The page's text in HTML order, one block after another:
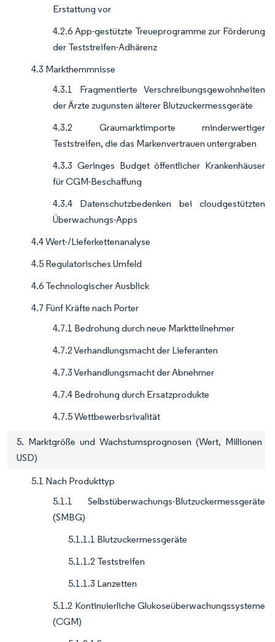
Erstattung vor
4.2.6 App-gestützte Treueprogramme zur Förderung
der Teststreifen-Adhärenz
4.3 Markthemmnisse
4.3.1 Fragmentierte Verschreibungsgewohnheiten
der Ärzte zugunsten älterer Blutzuckermessgeräte
4.3.2 Graumarktimporte minderwertiger
Teststreifen, die das Markenvertrauen untergraben
4.3.3 Geringes Budget öffentlicher Krankenhäuser
für CGM-Beschaffung
4.3.4 Datenschutzbedenken bei cloudgestützten
Überwachungs-Apps
4.4 Wert-/Lieferkettenanalyse
4.5 Regulatorisches Umfeld
4.6 Technologischer Ausblick
4.7 Fünf Kräfte nach Porter
4.7.1 Bedrohung durch neue Marktteilnehmer
4.7.2 Verhandlungsmacht der Lieferanten
4.7.3 Verhandlungsmacht der Abnehmer
4.7.4 Bedrohung durch Ersatzprodukte
4.7.5 Wettbewerbsrivalität
5. Marktgröße und Wachstumsprognosen (Wert, Millionen
USD)
5.1 Nach Produkttyp
5.1.1 Selbstüberwachungs-Blutzuckermessgeräte
(SMBG)
5.1.1.1 Blutzuckermessgeräte
5.1.1.2 Teststreifen
5.1.1.3 Lanzetten
5.1.2 Kontinuierliche Glukoseüberwachungssysteme
(CGM)